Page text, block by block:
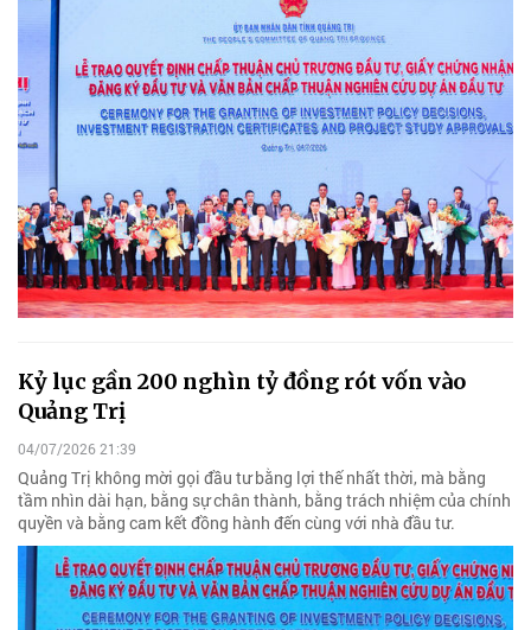
Kỷ lục gần 200 nghìn tỷ đồng rót vốn vào
Quảng Trị
04/07/2026 21:39
Quảng Trị không mời gọi đầu tư bằng lợi thế nhất thời, mà bằng
tầm nhìn dài hạn, bằng sự chân thành, bằng trách nhiệm của chính
quyền và bằng cam kết đồng hành đến cùng với nhà đầu tư.